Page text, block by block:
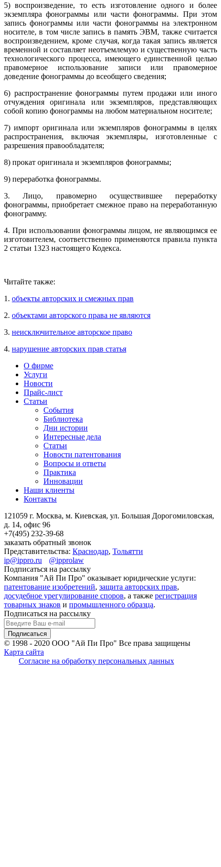
5) воспроизведение, то есть изготовление одного и более
экземпляра фонограммы или части фонограммы. При этом
запись фонограммы или части фонограммы на электронном
носителе, в том числе запись в память ЭВМ, также считается
воспроизведением, кроме случая, когда такая запись является
временной и составляет неотъемлемую и существенную часть
технологического процесса, имеющего единственной целью
правомерное использование записи или правомерное
доведение фонограммы до всеобщего сведения;
6) распространение фонограммы путем продажи или иного
отчуждения оригинала или экземпляров, представляющих
собой копию фонограммы на любом материальном носителе;
7) импорт оригинала или экземпляров фонограммы в целях
распространения, включая экземпляры, изготовленные с
разрешения правообладателя;
8) прокат оригинала и экземпляров фонограммы;
9) переработка фонограммы.
3. Лицо, правомерно осуществившее переработку
фонограммы, приобретает смежное право на переработанную
фонограмму.
4. При использовании фонограммы лицом, не являющимся ее
изготовителем, соответственно применяются правила пункта
2 статьи 1323 настоящего Кодекса.
Читайте также:
1. объекты авторских и смежных прав
2. объектами авторского права не являются
3. неисключительное авторское право
4. нарушение авторских прав статья
О фирме
Услуги
Новости
Прайс-лист
Статьи
События
Библиотека
Дни истории
Интересные дела
Статьи
Новости патентования
Вопросы и ответы
Практика
Инновации
Наши клиенты
Контакты
121059 г. Москва, м. Киевская, ул. Большая Дорогомиловская,
д. 14, офис 96
+7(495) 232-39-68
заказать обратный звонок
Представительства: Краснодар, Тольятти
ip@ippro.ru
@ipprolaw
Подписаться на рассылку
Компания "Ай Пи Про" оказывает юридические услуги:
патентование изобретений, защита авторских прав,
досудебное урегулирование споров, а также регистрация
товарных знаков и промышленного образца.
Подписаться на рассылку
© 1998 - 2020 ООО "Ай Пи Про" Все права защищены
Карта сайта
Согласие на обработку персональных данных